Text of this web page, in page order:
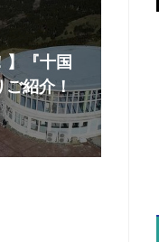
】『十国
ご紹介！